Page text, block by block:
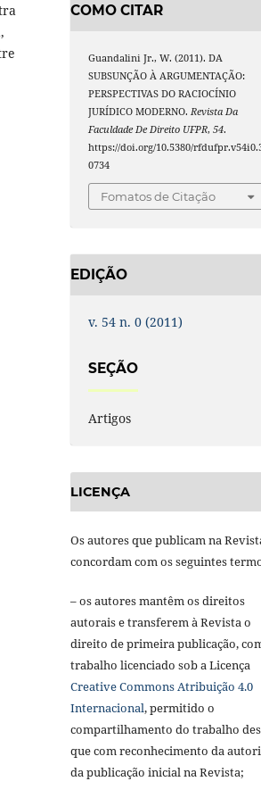
COMO CITAR
Guandalini Jr., W. (2011). DA
SUBSUNÇÃO À ARGUMENTAÇÃO:
PERSPECTIVAS DO RACIOCÍNIO
JURÍDICO MODERNO. Revista Da
Faculdade De Direito UFPR,54.
https://doi.org/10.5380/
0734
Fomatos de Citação
EDIÇÃO
v. 54 n. 0 (2011)
SEÇÃO
Artigos
LICENÇA
Os autores que publicam na
concordam com os seguintes
– os autores mantêm os direitos
autorais e transferem à Revista o
direito de primeira publicação,
trabalho licenciado sob a Licença
Creative Commons Atribuição 4.0
Internacional, permitido o
compartilhamento do trabalho
que com reconhecimento da
da publicação inicial na Revista;